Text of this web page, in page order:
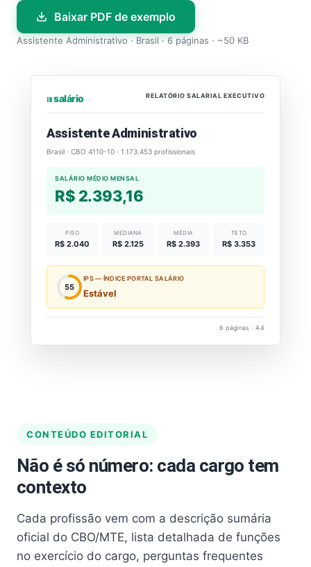
Baixar PDF de exemplo
Assistente Administrativo · Brasil · 6 páginas · ~50 KB
⏐⏐⏐ salário RELATÓRIO SALARIAL EXECUTIVO
Assistente Administrativo
Brasil · CBO 4110-10 · 1.173.453 profissionais
SALÁRIO MÉDIO MENSAL
R$ 2.393,16
PISO
R$ 2.040
MEDIANA
R$ 2.125
MÉDIA
R$ 2.393
TETO
R$ 3.353
55
IPS — ÍNDICE PORTAL SALÁRIO
Estável
6 páginas · A4
CONTEÚDO EDITORIAL
Não é só número: cada cargo tem
contexto
Cada profissão vem com a descrição sumária
oficial do CBO/MTE, lista detalhada de funções
no exercício do cargo, perguntas frequentes